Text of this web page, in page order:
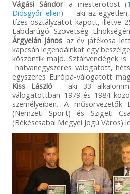
Vágási Sándora mesterötöst (
Diósgyőr ellen) – aki az
tízes osztályzatot kapott, illetve
Labdarúgó Szövetség
Árgyelán János az év játékosa
kapcsán legendáinkat egy
köszöntik majd. Sztárvendégek is
hatvanegyszeres válogatott,
egyszeres Európa-válogatott
Kiss László– aki 33
válogatottban 1979 és 1984
személyeiben. A műsorvezetők
(Nemzeti Sport) és Szigeti
(Békéscsabai Megyei Jogú Város)